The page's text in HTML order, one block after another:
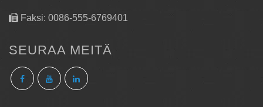
Faksi: 0086-555-6769401
SEURAA MEITÄ